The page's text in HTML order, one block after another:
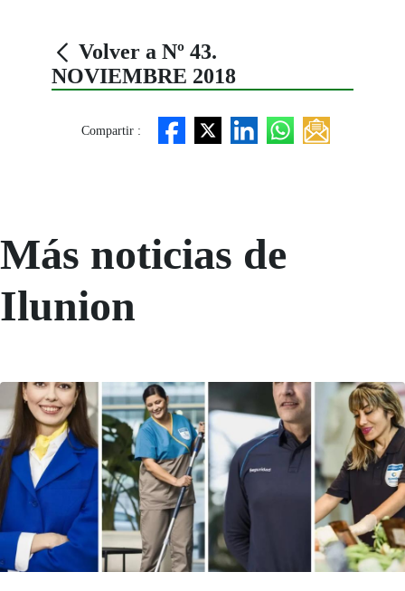
Volver a Nº 43.
NOVIEMBRE 2018
Compartir :
Más noticias de
Ilunion